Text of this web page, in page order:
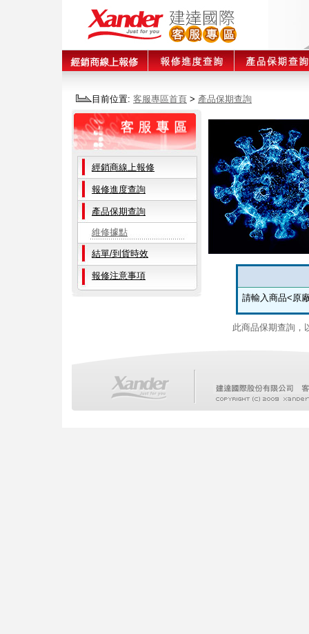
目前位置: 客服專區首頁 > 產品保期查詢
經銷商線上報修
報修進度查詢
產品保期查詢
維修據點
結單/到貨時效
報修注意事項
請輸入商品<原
此商品保期查詢，